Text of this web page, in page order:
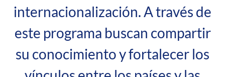
internacionalización. A través de
este programa buscan compartir
su conocimiento y fortalecer los